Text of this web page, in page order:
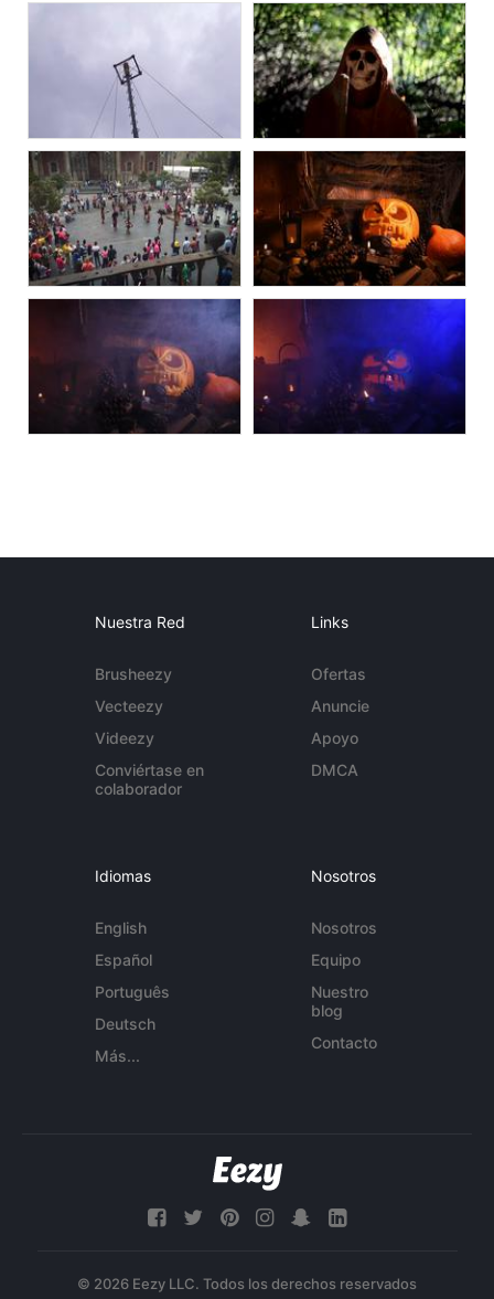
Nuestra Red
Brusheezy
Vecteezy
Videezy
Conviértase en
colaborador
Links
Ofertas
Anuncie
Apoyo
DMCA
Idiomas
English
Español
Português
Deutsch
Más...
Nosotros
Nosotros
Equipo
Nuestro
blog
Contacto
© 2026 Eezy LLC. Todos los derechos reservados